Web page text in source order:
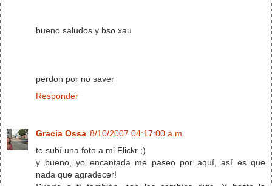
bueno saludos y bso xau
perdon por no saver
Responder
Gracia Ossa 8/10/2007 04:17:00 a.m.
te subí una foto a mi Flickr ;)
y bueno, yo encantada me paseo por aquí, así es que
nada que agradecer!